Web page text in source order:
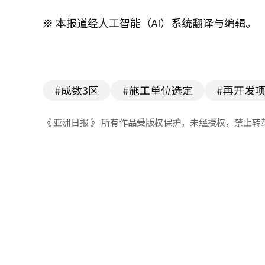
※ 本报道经人工智能（AI）系统翻译与编辑。
#成数3区 #施工单位选定 #再开发
《 亚洲日报 》 所有作品受版权保护，未经授权，禁止转